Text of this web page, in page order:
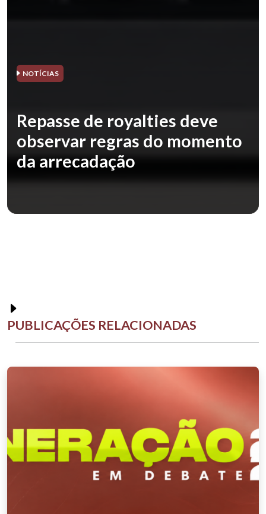
NOTÍCIAS
Repasse de royalties deve
observar regras do momento
da arrecadação
PUBLICAÇÕES RELACIONADAS